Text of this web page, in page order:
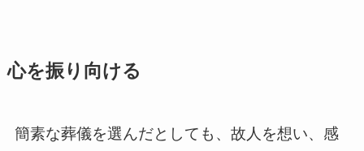
心を振り向ける
簡素な葬儀を選んだとしても、故人を想い、感